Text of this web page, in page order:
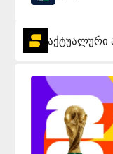
აქტუალური